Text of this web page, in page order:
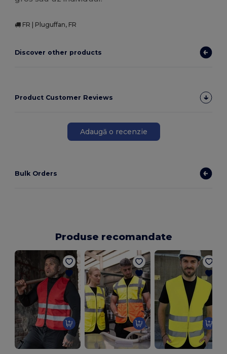
FR | Pluguffan, FR
Discover other products
Product Customer Reviews
Adaugă o recenzie
Bulk Orders
Produse recomandate